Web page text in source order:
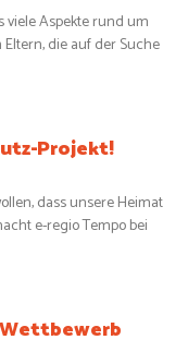
viele Aspekte rund um
die auf der Suche
Projekt!
dass unsere Heimat
e-regio Tempo bei